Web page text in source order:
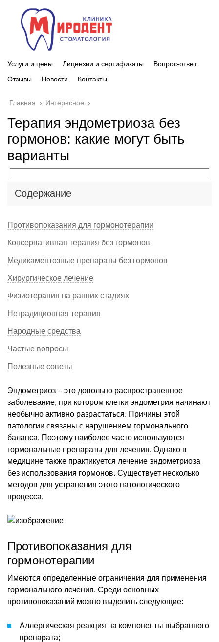
Услуги и цены Лицензии и сертификаты
Вопрос-ответ
Отзывы
Новости Контакты
Главная › Интересное ›
Терапия эндометриоза без
гормонов: какие могут быть
варианты
Содержание
Противопоказания для гормонотерапии
Консервативная терапия без гормонов
Медикаментозные препараты без гормонов
Хирургическое лечение
Физиотерапия на ранних стадиях
Нетрадиционная терапия
Народные средства
Частые вопросы
Полезные советы
Эндометриоз – это довольно распространенное
заболевание, при котором клетки эндометрия начинают
необычно активно разрастаться. Причины этой
патологии связаны с нарушением гормонального
баланса. Поэтому наиболее часто используются
гормональные препараты для лечения. Однако в
медицине также практикуется лечение эндометриоза
без использования гормонов. Существует несколько
методов для устранения этого патологического
процесса.
Противопоказания для
гормонотерапии
Имеются определенные ограничения для применения
гормонального лечения. Среди основных
противопоказаний можно выделить следующие:
Аллергическая реакция на компоненты выбранного
препарата;